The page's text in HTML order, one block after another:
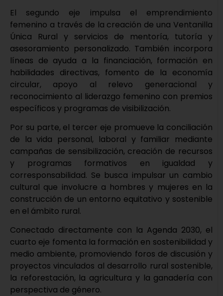
El segundo eje impulsa el emprendimiento
femenino a través de la creación de una Ventanilla
Única Rural y servicios de mentoría, tutoría y
asesoramiento personalizado. También incorpora
líneas de ayuda a la financiación, formación en
habilidades directivas, fomento de la economía
circular, apoyo al relevo generacional y
reconocimiento al liderazgo femenino con premios
específicos y programas de visibilización.
Por su parte, el tercer eje promueve la conciliación
de la vida personal, laboral y familiar mediante
campañas de sensibilización, creación de recursos
y programas formativos en igualdad y
corresponsabilidad. Se busca impulsar un cambio
cultural que involucre a hombres y mujeres en la
construcción de un entorno equitativo y sostenible
en el ámbito rural.
Conectado directamente con la Agenda 2030, el
cuarto eje fomenta la formación en sostenibilidad y
medio ambiente, promoviendo foros de discusión y
proyectos vinculados al desarrollo rural sostenible,
la reforestación, la agricultura y la ganadería con
perspectiva de género.